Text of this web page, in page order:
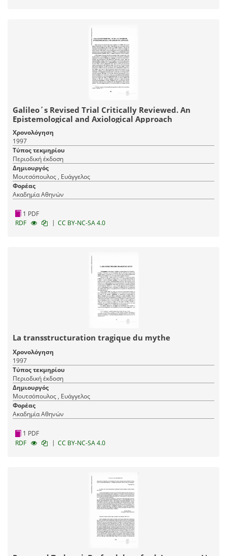
Galileo΄s Revised Trial Critically Reviewed. An
Epistemological and Axiological Approach
Χρονολόγηση
1997
Τύπος τεκμηρίου
Περιοδική έκδοση
Δημιουργός
Μουτσόπουλος , Ευάγγελος
Φορέας
Ακαδημία Αθηνών
1 PDF
RDF
| CC BY-NC-SA 4.0
La transstructuration tragique du mythe
Χρονολόγηση
1997
Τύπος τεκμηρίου
Περιοδική έκδοση
Δημιουργός
Μουτσόπουλος , Ευάγγελος
Φορέας
Ακαδημία Αθηνών
1 PDF
RDF
| CC BY-NC-SA 4.0